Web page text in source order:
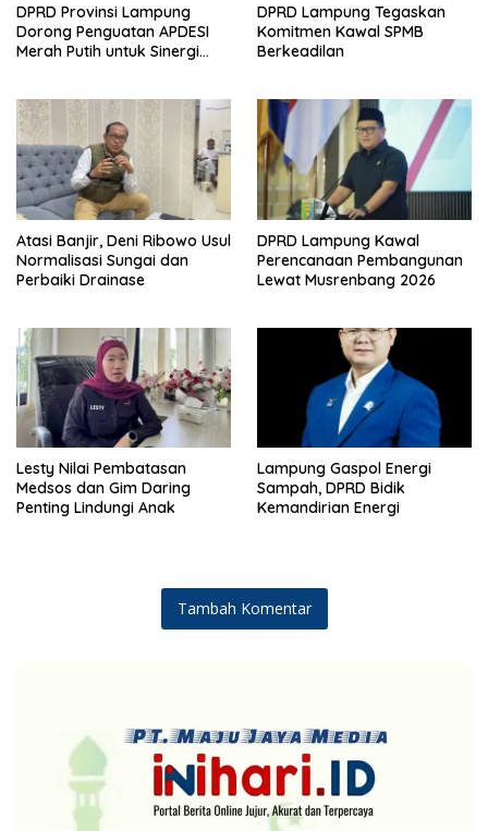
DPRD Provinsi Lampung
Dorong Penguatan APDESI
Merah Putih untuk Sinergi
DPRD Lampung Tegaskan
Komitmen Kawal SPMB
Berkeadilan
Atasi Banjir, Deni Ribowo Usul
Normalisasi Sungai dan
Perbaiki Drainase
DPRD Lampung Kawal
Perencanaan Pembangunan
Lewat Musrenbang 2026
Lesty Nilai Pembatasan
Medsos dan Gim Daring
Penting Lindungi Anak
Lampung Gaspol Energi
Sampah, DPRD Bidik
Kemandirian Energi
Tambah Komentar